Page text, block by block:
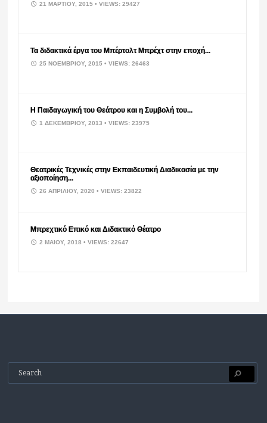
21 ΜΑΡΤΊΟΥ, 2015• VIEWS: 29427
Τα διδακτικά έργα του Μπέρτολτ Μπρέχτ στην εποχή...
25 ΝΟΕΜΒΡΊΟΥ, 2015• VIEWS: 26463
Η Παιδαγωγική του Θεάτρου και η Συμβολή του...
1 ΔΕΚΕΜΒΡΊΟΥ, 2013• VIEWS: 23975
Θεατρικές Τεχνικές στην Εκπαιδευτική Διαδικασία με την
αξιοποίηση...
26 ΑΠΡΙΛΊΟΥ, 2020• VIEWS: 23822
Μπρεχτικό Επικό και Διδακτικό Θέατρο
2 ΜΑΪ́ΟΥ, 2018• VIEWS: 22647